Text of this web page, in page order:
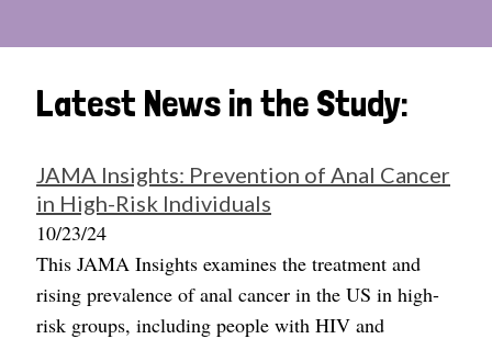
Latest News in the Study:
JAMA Insights: Prevention of Anal Cancer
in High-Risk Individuals
10/23/24
This JAMA Insights examines the treatment and
rising prevalence of anal cancer in the US in high-
risk groups, including people with HIV and